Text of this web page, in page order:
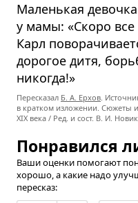
Маленькая
у мамы: «Скоро все
Карл
дорогое дитя,
никогда!»
Пересказал Б. А. Ерхов.
в кратком изложении. Сюжеты
XIX века / Ред. и сост. В. И.
Понравился
Ваши оценки помогают
хорошо, а какие надо
пересказ: